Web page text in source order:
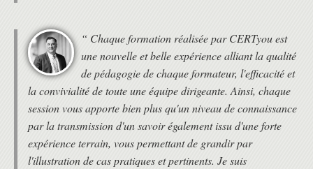
Utilisation de Tableau Desktop ou de Jaspersoft BI pour visualiser
“ Chaque formation réalisée par CERTyou est
une nouvelle et belle expérience alliant la qualité
de pédagogie de chaque formateur, l'efficacité et
la convivialité de toute une équipe dirigeante. Ainsi, chaque
session vous apporte bien plus qu'un niveau de connaissance
par la transmission d'un savoir également issu d'une forte
expérience terrain, vous permettant de grandir par
l'illustration de cas pratiques et pertinents. Je suis